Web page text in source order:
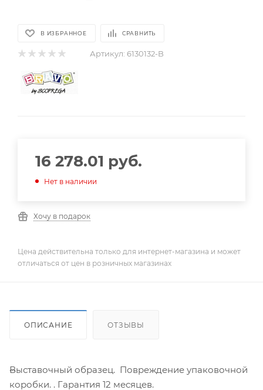
В ИЗБРАННОЕ СРАВНИТЬ
Артикул: 6130132-B
16 278.01 руб.
Нет в наличии
Хочу в подарок
Цена действительна только для интернет-магазина и может
отличаться от цен в розничных магазинах
ОПИСАНИЕ ОТЗЫВЫ
Выставочный образец. Повреждение упаковочной
коробки. . Гарантия 12 месяцев.